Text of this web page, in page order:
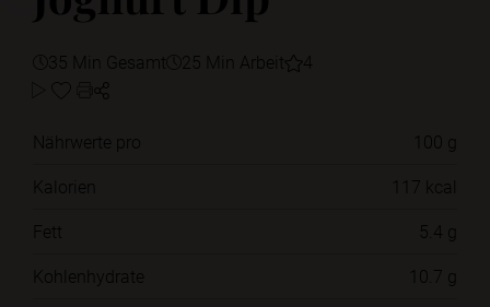
35 Min Gesamt 25 Min Arbeit 4
Nährwerte pro
100 g
Kalorien
117 kcal
Fett
5.4 g
Kohlenhydrate
10.7 g